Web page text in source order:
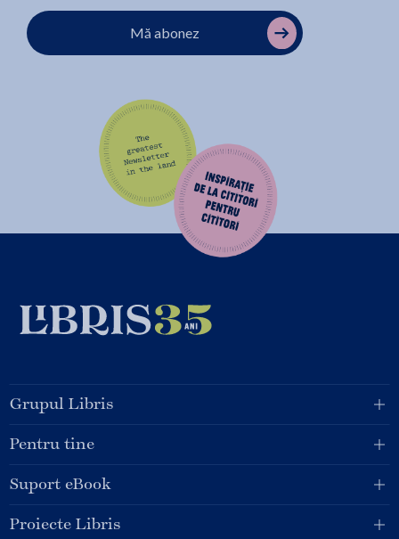
Mă abonez
Grupul Libris
Pentru tine
Suport eBook
Proiecte Libris